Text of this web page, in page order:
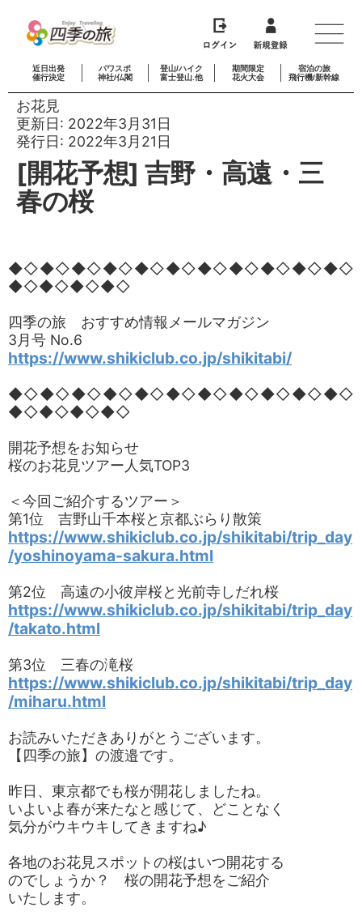
近日出発
催行決定
パワスポ
神社/仏閣
登山/ハイク
富士登山.他
期間限定
花火大会
宿泊の旅
飛行機/新幹線
お花見
更新日: 2022年3月31日
発行日: 2022年3月21日
[開花予想] 吉野・高遠・三
春の桜
◆◇◆◇◆◇◆◇◆◇◆◇◆◇◆◇◆◇◆◇◆◇
◆◇◆◇◆◇◆◇
四季の旅 おすすめ情報メールマガジン
3月号 No.6
https://www.shikiclub.co.jp/shikitabi/
◆◇◆◇◆◇◆◇◆◇◆◇◆◇◆◇◆◇◆◇◆◇
◆◇◆◇◆◇◆◇
開花予想をお知らせ
桜のお花見ツアー人気TOP3
＜今回ご紹介するツアー＞
第1位 吉野山千本桜と京都ぶらり散策
https://www.shikiclub.co.jp/shikitabi/trip_day
/yoshinoyama-sakura.html
第2位 高遠の小彼岸桜と光前寺しだれ桜
https://www.shikiclub.co.jp/shikitabi/trip_day
/takato.html
第3位 三春の滝桜
https://www.shikiclub.co.jp/shikitabi/trip_day
/miharu.html
お読みいただきありがとうございます。
【四季の旅】の渡邉です。
昨日、東京都でも桜が開花しましたね。
いよいよ春が来たなと感じて、どことなく
気分がウキウキしてきますね♪
各地のお花見スポットの桜はいつ開花する
のでしょうか？ 桜の開花予想をご紹介
いたします。